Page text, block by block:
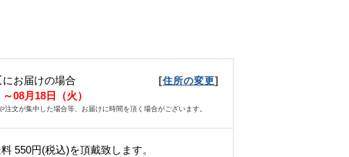
にお届けの場合 [住所の変更]
08月18日（火）
注文が集中した場合等、お届けに時間を頂く場合がございます。
550円(税込)を頂戴致します。